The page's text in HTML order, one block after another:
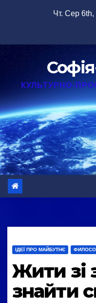
Чт. Сер 6th,
КУЛЬТУРНО-
ІДЕЇ ПРО МАЙБУТНЄ
Жити зі
знайти